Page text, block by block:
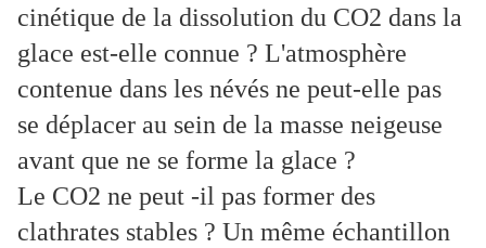
cinétique de la dissolution du CO2 dans la
glace est-elle connue ? L'atmosphère
contenue dans les névés ne peut-elle pas
se déplacer au sein de la masse neigeuse
avant que ne se forme la glace ?
Le CO2 ne peut -il pas former des
clathrates stables ? Un même échantillon